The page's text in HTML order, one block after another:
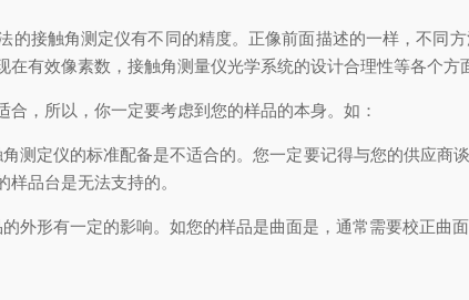
的接触角测定仪有不同的精度。正像前面描述的一样，不同
有效像素数，接触角测量仪光学系统的设计合理性等各个
，所以，你一定要考虑到您的样品的本身。如：
测定仪的标准配备是不适合的。您一定要记得与您的供应
品台是无法支持的。
外形有一定的影响。如您的样品是曲面是，通常需要校正曲